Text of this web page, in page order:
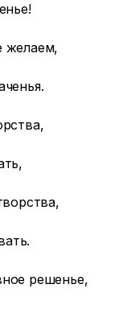
желаем,
решенье,